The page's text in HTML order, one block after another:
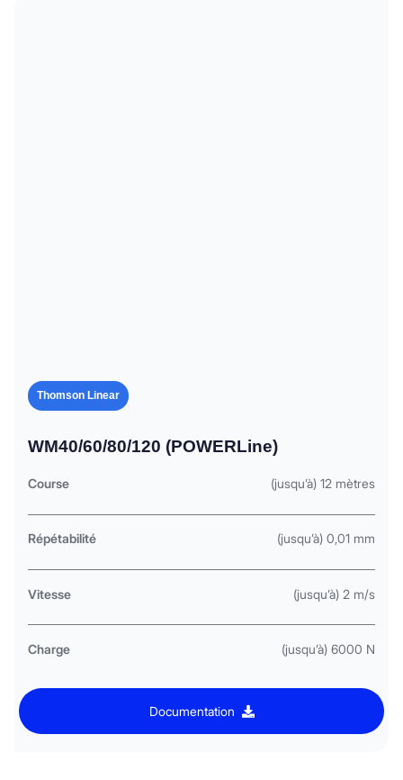
Thomson Linear
WM40/60/80/120 (POWERLine)
Course (jusqu’à) 12 mètres
Répétabilité (jusqu’à) 0,01 mm
Vitesse (jusqu’à) 2 m/s
Charge (jusqu’à) 6000 N
Documentation